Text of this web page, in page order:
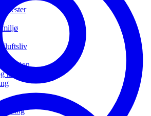
miljø
næring